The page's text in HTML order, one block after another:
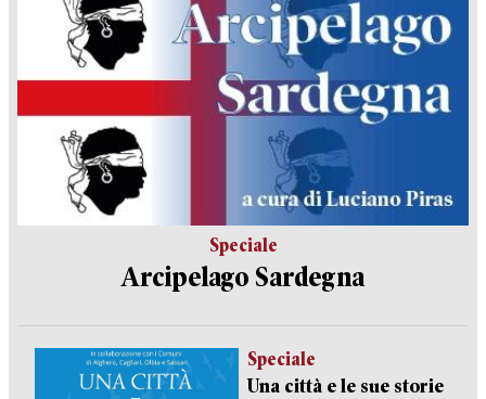
Speciale
Arcipelago Sardegna
Speciale
Una città e le sue storie